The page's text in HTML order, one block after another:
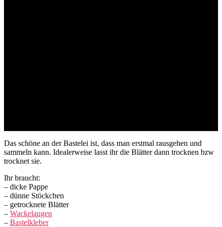
Das schöne an der Bastelei ist, dass man erstmal rausgehen und
sammeln kann. Idealerweise lasst ihr die Blätter dann trocknen bzw
trocknet sie.
Ihr braucht:
– dicke Pappe
– dünne Stöckchen
– getrocknete Blätter
– Wackelaugen
– Bastelkleber